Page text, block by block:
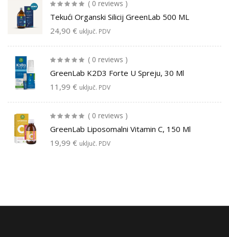
( 0 reviews )
Tekući Organski Silicij GreenLab 500 ML
24,90 € uključ. PDV
( 0 reviews )
GreenLab K2D3 Forte U Spreju, 30 Ml
11,99 € uključ. PDV
( 0 reviews )
GreenLab Liposomalni Vitamin C, 150 Ml
19,99 € uključ. PDV